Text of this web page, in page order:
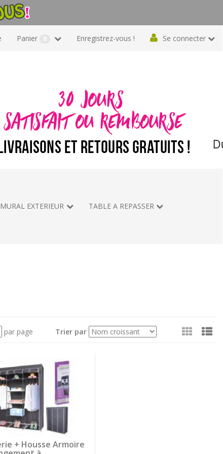
Enregistrez-vous !
Se connecter
Panier 0
EXTERIEUR TABLE A REPASSER
par page Trier par Voir
+ Housse Armoire